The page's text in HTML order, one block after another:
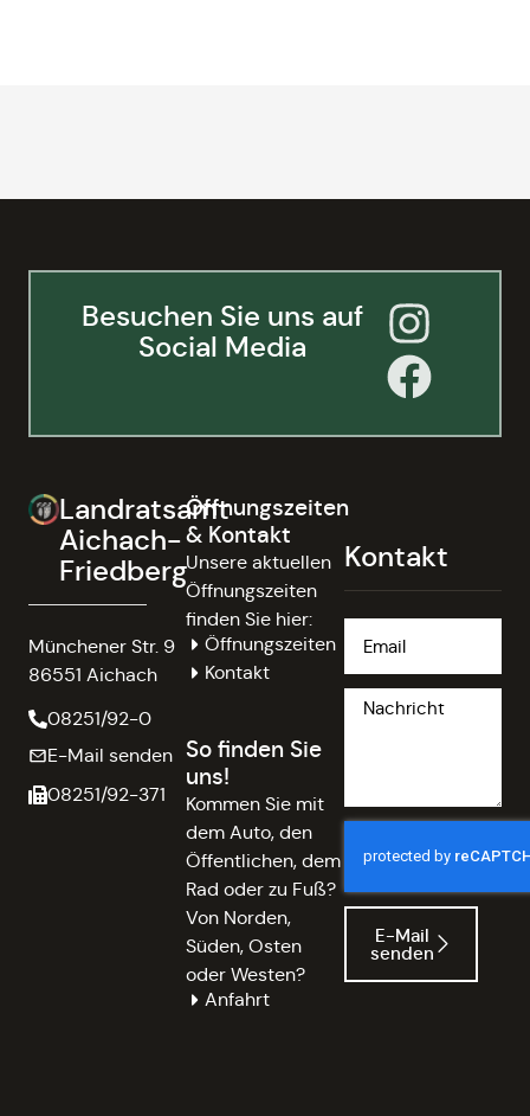
Besuchen Sie uns auf
Social Media
Landratsamt
Aichach-
Friedberg
Münchener Str. 9
86551 Aichach
08251/92-0
E-Mail senden
08251/92-371
Öffnungszeiten
& Kontakt
Unsere aktuellen
Öffnungszeiten
finden Sie hier:
Öffnungszeiten
Kontakt
So finden Sie
uns!
Kommen Sie mit
dem Auto, den
Öffentlichen, dem
Rad oder zu Fuß?
Von Norden,
Süden, Osten
oder Westen?
Anfahrt
Kontakt
E-Mail
senden